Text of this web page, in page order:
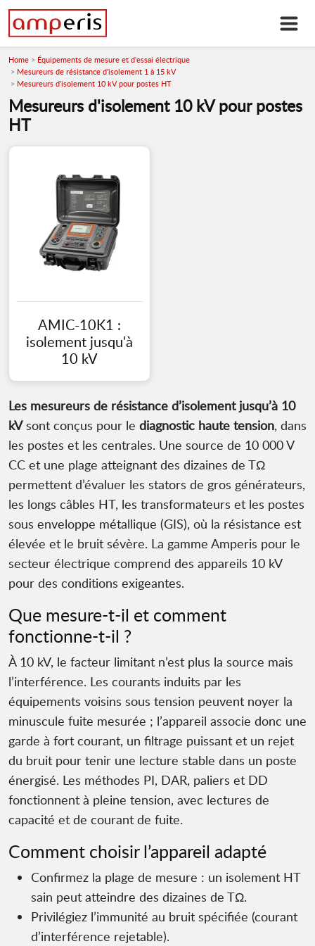
Home
Équipements de mesure et d'essai électrique
Mesureurs de résistance d'isolement 1 à 15 kV
Mesureurs d'isolement 10 kV pour postes HT
Mesureurs d'isolement 10 kV pour postes
HT
AMIC-10K1 :
isolement jusqu'à
10 kV
Les mesureurs de résistance d’isolement jusqu’à 10
kVsont conçus pour le diagnostic haute tension, dans
les postes et les centrales. Une source de 10 000 V
CC et une plage atteignant des dizaines de TΩ
permettent d’évaluer les stators de gros générateurs,
les longs câbles HT, les transformateurs et les postes
sous enveloppe métallique (GIS), où la résistance est
élevée et le bruit sévère. La gamme Amperis pour le
secteur électrique comprend des appareils 10 kV
pour des conditions exigeantes.
Que mesure-t-il et comment
fonctionne-t-il ?
À 10 kV, le facteur limitant n’est plus la source mais
l’interférence. Les courants induits par les
équipements voisins sous tension peuvent noyer la
minuscule fuite mesurée ; l’appareil associe donc une
garde à fort courant, un filtrage puissant et un rejet
du bruit pour tenir une lecture stable dans un poste
énergisé. Les méthodes PI, DAR, paliers et DD
fonctionnent à pleine tension, avec lectures de
capacité et de courant de fuite.
Comment choisir l’appareil adapté
Confirmez la plage de mesure : un isolement HT
sain peut atteindre des dizaines de TΩ.
Privilégiez l’immunité au bruit spécifiée (courant
d’interférence rejetable).